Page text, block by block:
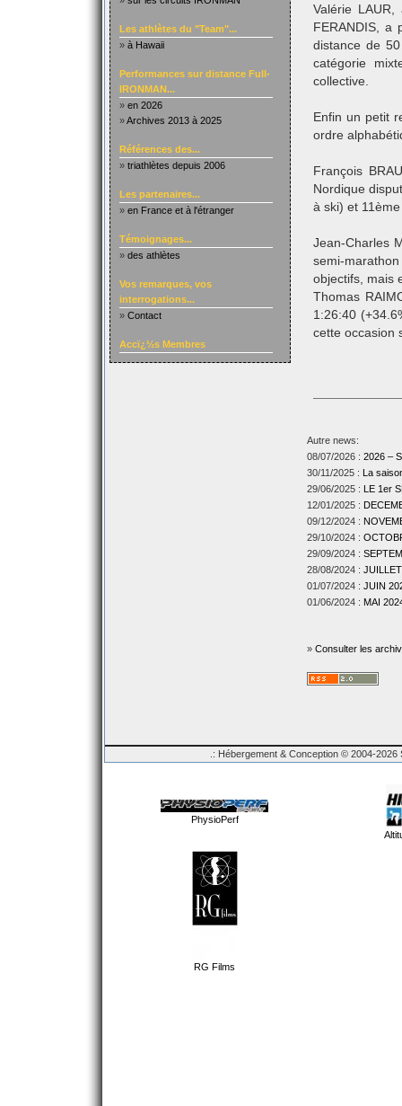
Les athlètes du "Team"...
» à Hawaii
Performances sur distance Full-
IRONMAN...
» en 2026
»Archives 2013 à 2025
Références des...
» triathlètes depuis 2006
Les partenaires...
» en France et à l'étranger
Témoignages...
» des athlètes
Vos remarques, vos
interrogations...
» Contact
Accï¿½s Membres
Valérie LAUR,
FERANDIS, a
distance de
catégorie
collective.
Enfin un petit
ordre
François
Nordique
à ski) et
Jean-Charles
semi-
objectifs, mais
Thomas
1:26:40
cette occasion
Autre news:
08/07/2026 : 2026 –
30/11/2025 : La
29/06/2025 : LE 1er
12/01/2025 :
09/12/2024 :
29/10/2024 :
29/09/2024 :
28/08/2024 :
01/07/2024 : JUIN
01/06/2024 : MAI
» Consulter les
.: Hébergement & Conception © 2004-
PhysioPerf
RG Films